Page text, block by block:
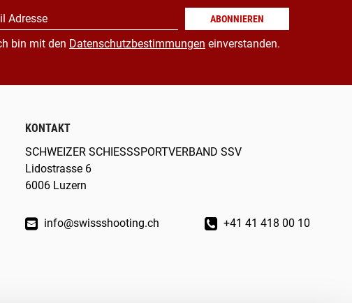
Adresse ABONNIEREN
bin mit den Datenschutzbestimmungen einverstanden.
KONTAKT
SCHWEIZER SCHIESSSPORTVERBAND SSV
Lidostrasse 6
6006 Luzern
info@swissshooting.ch +41 41 418 00 10